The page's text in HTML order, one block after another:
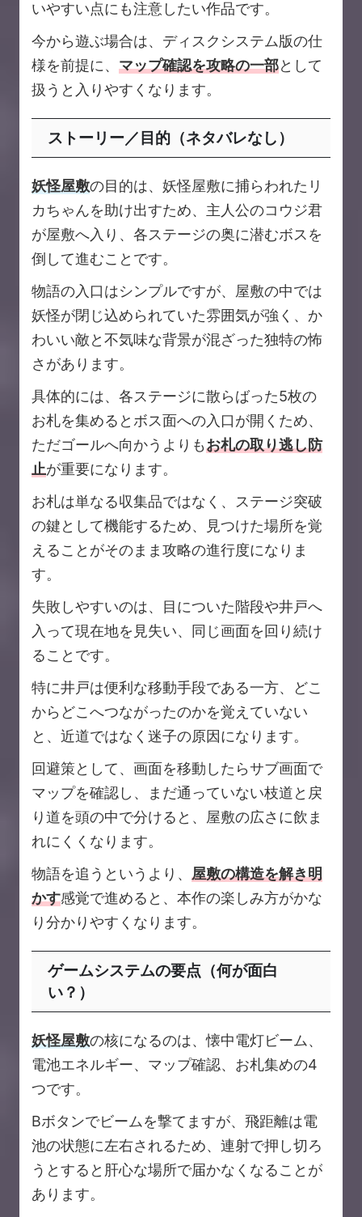
いやすい点にも注意したい作品です。
今から遊ぶ場合は、ディスクシステム版の仕
様を前提に、 マップ確認を攻略の一部として
扱うと入りやすくなります。
ストーリー／目的（ネタバレなし）
妖怪屋敷の目的は、妖怪屋敷に捕らわれたリ
カちゃんを助け出すため、主人公のコウジ君
が屋敷へ入り、各ステージの奥に潜むボスを
倒して進むことです。
物語の入口はシンプルですが、屋敷の中では
妖怪が閉じ込められていた雰囲気が強く、か
わいい敵と不気味な背景が混ざった独特の怖
さがあります。
具体的には、各ステージに散らばった5枚の
お札を集めるとボス面への入口が開くため、
ただゴールへ向かうよりもお札の取り逃し防
止が重要になります。
お札は単なる収集品ではなく、ステージ突破
の鍵として機能するため、見つけた場所を覚
えることがそのまま攻略の進行度になりま
す。
失敗しやすいのは、目についた階段や井戸へ
入って現在地を見失い、同じ画面を回り続け
ることです。
特に井戸は便利な移動手段である一方、どこ
からどこへつながったのかを覚えていない
と、近道ではなく迷子の原因になります。
回避策として、画面を移動したらサブ画面で
マップを確認し、まだ通っていない枝道と戻
り道を頭の中で分けると、屋敷の広さに飲ま
れにくくなります。
物語を追うというより、 屋敷の構造を解き明
かす感覚で進めると、本作の楽しみ方がかな
り分かりやすくなります。
ゲームシステムの要点（何が面白
い？）
妖怪屋敷の核になるのは、懐中電灯ビーム、
電池エネルギー、マップ確認、お札集めの4
つです。
Bボタンでビームを撃てますが、飛距離は電
池の状態に左右されるため、連射で押し切ろ
うとすると肝心な場所で届かなくなることが
あります。